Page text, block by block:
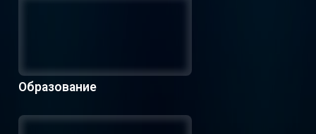
Образование